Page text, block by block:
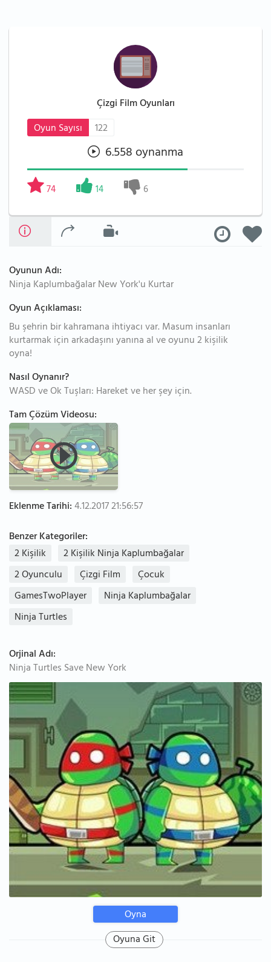
Çizgi Film Oyunları
Oyun Sayısı
122
6.558 oynanma
74 14 6
Oyunun Adı:
Ninja Kaplumbağalar New York'u Kurtar
Oyun Açıklaması:
Bu şehrin bir kahramana ihtiyacı var. Masum insanları
kurtarmak için arkadaşını yanına al ve oyunu 2 kişilik
oyna!
Nasıl Oynanır?
WASD ve Ok Tuşları: Hareket ve her şey için.
Tam Çözüm Videosu:
Eklenme Tarihi:4.12.2017 21:56:57
Benzer Kategoriler:
2 Kişilik
2 Kişilik Ninja Kaplumbağalar
2 Oyunculu
Çizgi Film
Çocuk
GamesTwoPlayer
Ninja Kaplumbağalar
Ninja Turtles
Orjinal Adı:
Ninja Turtles Save New York
Oyna
Oyuna Git